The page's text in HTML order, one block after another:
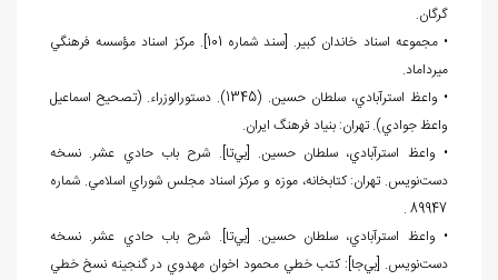
گرگان.
• مجموعه اسناد خاندان كبير. [سند شماره 101]. مركز اسناد مؤسسه فرهنگي
ميرداماد.
• واعظ استرآبادي، سلطان حسين. (1345). دستورالوزراء. (تصحيح اسماعيل
واعظ جوادي). تهران: بنياد فرهنگ ايران.
• واعظ استرآبادي، سلطان حسين. [بيتا]. شرح باب حادي عشر. نسخه
دستنويس. تهران: كتابخانه، موزه و مركز اسناد مجلس شوراي اسلامي. شماره
89947 .
• واعظ استرآبادي، سلطان حسين. [بيتا]. شرح باب حادي عشر. نسخه
دستنويس. [بيجا]: كتب خطي محمود اخوان مهدوي در گنجينه نسخ خطي